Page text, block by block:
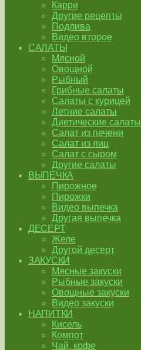
Карри
Другие рецепты
Подлива
Видео второе
САЛАТЫ
Мясной
Овощной
Рыбный
Грибные салаты
Салаты с курицей
Летние салаты
Диетические салаты
Салат из печени
Салат из яиц
Салат с сыром
Другие салаты
ВЫПЕЧКА
Пирожное
Пирожки
Видео выпечка
Другая выпечка
ДЕСЕРТ
Желе
Другой десерт
ЗАКУСКИ
Мясные закуски
Рыбные закуски
Овощные закуски
Видео закуски
НАПИТКИ
Кисель
Компот
Чай, кофе